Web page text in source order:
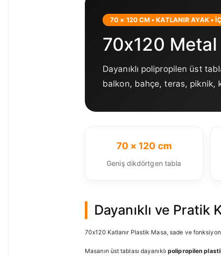
70 × 120 CM • KATLANIR AYAK •
70x120 Metal
Dayanıklı polipropilen üst
balkon, bahçe, teras, piknik,
70 × 120 cm
Geniş dikdörtgen tabla
Dayanıklı ve Pratik
70x120 Katlanır Plastik Masa, sade ve
Masanın üst tablası dayanıklı polipropilen